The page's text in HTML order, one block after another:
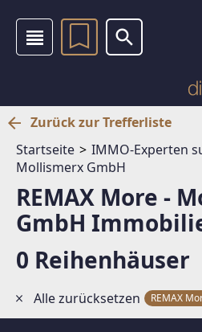
Zurück zur Trefferliste
Startseite
IMMO-Experten
Mollismerx GmbH
REMAX More -
GmbH
0 Reihenhäuser
Alle zurücksetzen REMAX